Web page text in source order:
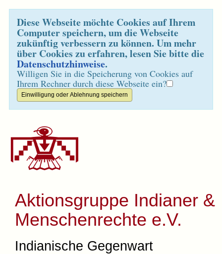
Diese Webseite möchte Cookies auf Ihrem
Computer speichern, um die Webseite
zukünftig verbessern zu können. Um mehr
über Cookies zu erfahren, lesen Sie bitte die
Datenschutzhinweise.
Willigen Sie in die Speicherung von Cookies auf
Ihrem Rechner durch diese Webseite ein?
Aktionsgruppe Indianer &
Menschenrechte e.V.
Indianische Gegenwart